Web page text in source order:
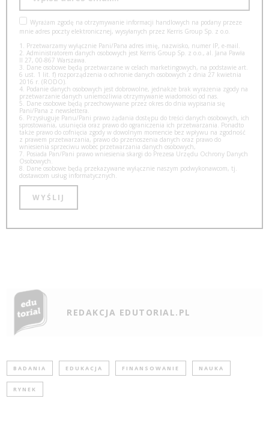
Wyrażam zgodę na otrzymywanie informacji handlowych na podany przeze
mnie adres poczty elektronicznej, wysyłanych przez Kerris Group Sp. z o.o.
1. Przetwarzamy wyłącznie Pani/Pana adres imię, nazwisko, numer IP, e-mail.
2. Administratorem danych osobowych jest Kerris Group Sp. z o.o., al. Jana Pawła
II 27, 00-867 Warszawa.
3. Dane osobowe będą przetwarzane w celach marketingowych, na podstawie art.
6 ust. 1 lit. f) rozporządzenia o ochronie danych osobowych z dnia 27 kwietnia
2016 r. (RODO).
4. Podanie danych osobowych jest dobrowolne, jednakże brak wyrażenia zgody na
przetwarzanie danych uniemożliwia otrzymywanie wiadomości od nas.
5. Dane osobowe będą przechowywane przez okres do dnia wypisania się
Pani/Pana z newslettera.
6. Przysługuje Panu/Pani prawo żądania dostępu do treści danych osobowych, ich
sprostowania, usunięcia oraz prawo do ograniczenia ich przetwarzania. Ponadto
także prawo do cofnięcia zgody w dowolnym momencie bez wpływu na zgodność
z prawem przetwarzania, prawo do przenoszenia danych oraz prawo do
wniesienia sprzeciwu wobec przetwarzania danych osobowych,
7. Posiada Pan/Pani prawo wniesienia skargi do Prezesa Urzędu Ochrony Danych
Osobowych.
8. Dane osobowe będą przekazywane wyłącznie naszym podwykonawcom, tj.
dostawcom usług informatycznych.
REDAKCJA EDUTORIAL.PL
BADANIA EDUKACJA FINANSOWANIE NAUKA
RYNEK